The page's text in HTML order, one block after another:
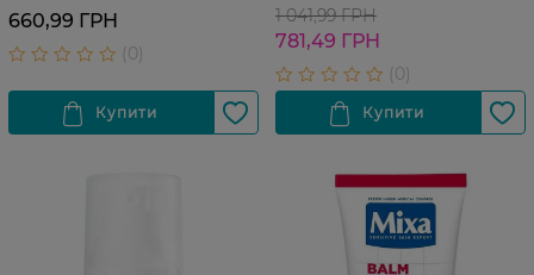
660,99 ГРН
1 041,99 ГРН
781,49 ГРН